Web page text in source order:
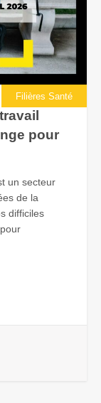
Filières Santé
pour
un secteur
de la
difficiles